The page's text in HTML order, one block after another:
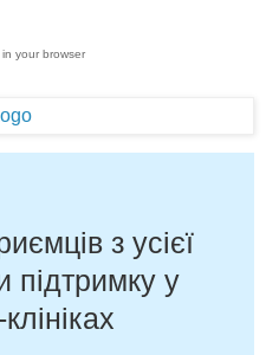
your browser
з усієї
підтримку у